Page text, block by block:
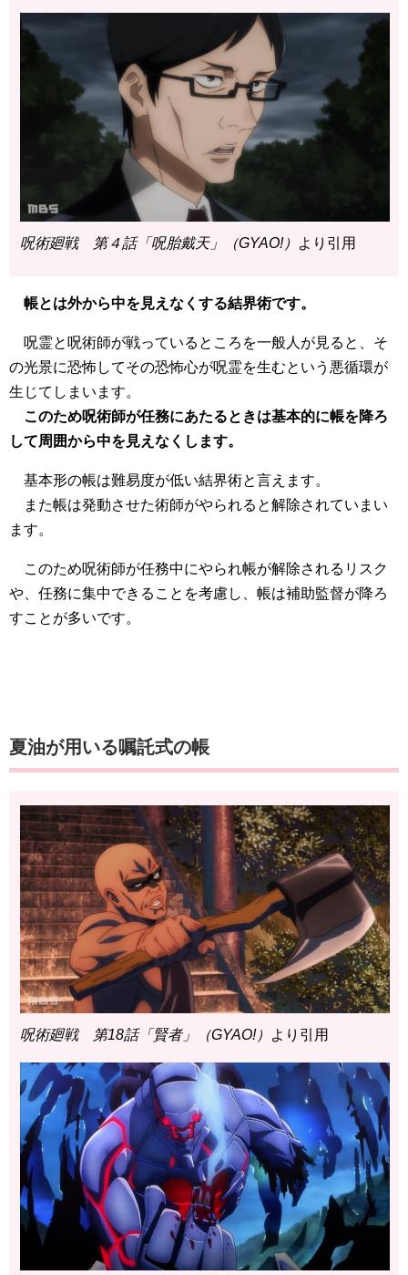
呪術廻戦 第４話「呪胎戴天」（GYAO!） より引用
帳とは外から中を見えなくする結界術です。
呪霊と呪術師が戦っているところを一般人が見ると、そ
の光景に恐怖してその恐怖心が呪霊を生むという悪循環が
生じてしまいます。
このため呪術師が任務にあたるときは基本的に帳を降ろ
して周囲から中を見えなくします。
基本形の帳は難易度が低い結界術と言えます。
また帳は発動させた術師がやられると解除されていまい
ます。
このため呪術師が任務中にやられ帳が解除されるリスク
や、任務に集中できることを考慮し、帳は補助監督が降ろ
すことが多いです。
夏油が用いる嘱託式の帳
呪術廻戦 第18話「賢者」（GYAO!） より引用